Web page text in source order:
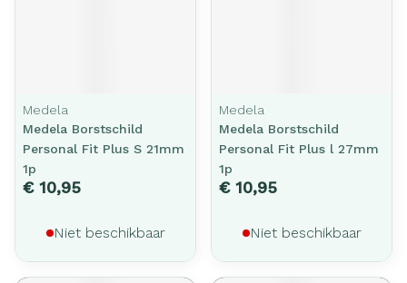
Medela
Medela Borstschild
Personal Fit Plus S 21mm
1p
€ 10,95
Niet beschikbaar
Medela
Medela Borstschild
Personal Fit Plus l 27mm
1p
€ 10,95
Niet beschikbaar